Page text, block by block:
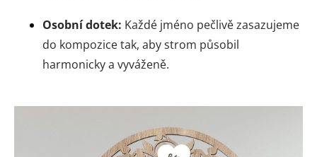
Osobní dotek: Každé jméno pečlivě zasazujeme
do kompozice tak, aby strom působil
harmonicky a vyváženě.